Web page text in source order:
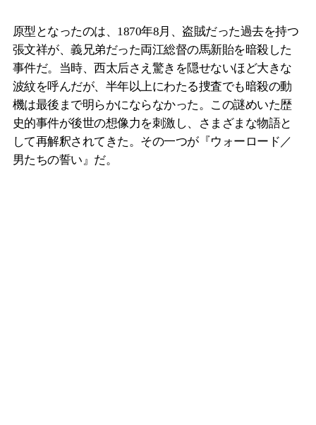
原型となったのは、1870年8月、盗賊だった過去を持つ
張文祥が、義兄弟だった両江総督の馬新貽を暗殺した
事件だ。当時、西太后さえ驚きを隠せないほど大きな
波紋を呼んだが、半年以上にわたる捜査でも暗殺の動
機は最後まで明らかにならなかった。この謎めいた歴
史的事件が後世の想像力を刺激し、さまざまな物語と
して再解釈されてきた。その一つが『ウォーロード／
男たちの誓い』だ。